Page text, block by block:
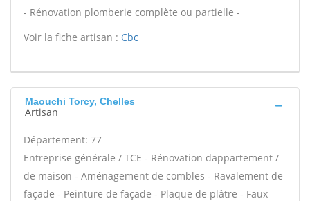
- Rénovation plomberie complète ou partielle -
Voir la fiche artisan : Cbc
Maouchi Torcy, Chelles
Artisan
Département: 77
Entreprise générale / TCE - Rénovation dappartement /
de maison - Aménagement de combles - Ravalement de
façade - Peinture de façade - Plaque de plâtre - Faux